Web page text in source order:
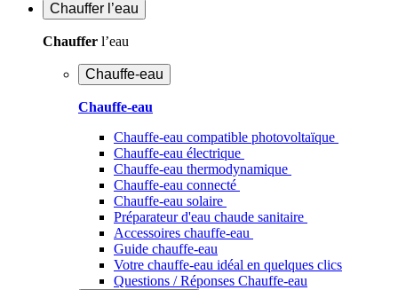
Chauffer l’eau
Chauffer l’eau
Chauffe-eau
Chauffe-eau
Chauffe-eau compatible photovoltaïque
Chauffe-eau électrique
Chauffe-eau thermodynamique
Chauffe-eau connecté
Chauffe-eau solaire
Préparateur d'eau chaude sanitaire
Accessoires chauffe-eau
Guide chauffe-eau
Votre chauffe-eau idéal en quelques clics
Questions / Réponses Chauffe-eau